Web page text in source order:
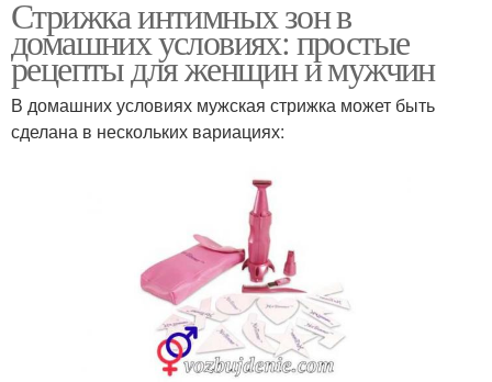
Стрижка интимных зон в
домашних условиях: простые
рецепты для женщин и мужчин
В домашних условиях мужская стрижка может быть
сделана в нескольких вариациях: